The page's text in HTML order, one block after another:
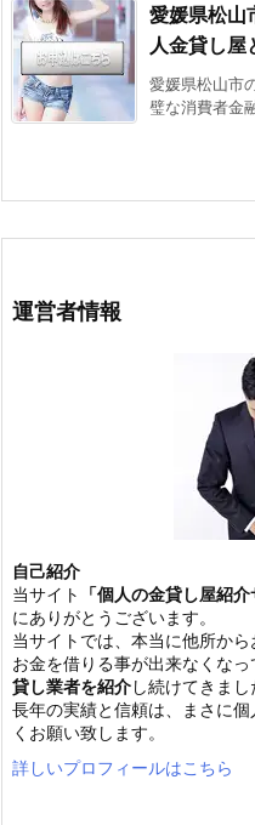
愛媛県松山
人金貸し屋
愛媛県松山市
璧な消費者金
運営者情報
自己紹介
当サイト
「個人の金貸し屋紹介
にありがとうございます。
当サイトでは、本当に他所か
お金を借りる事が出来なくなっ
貸し業者を紹介し続けてきまし
長年の実績と信頼は、まさに
くお願い致します。
詳しいプロフィールはこちら